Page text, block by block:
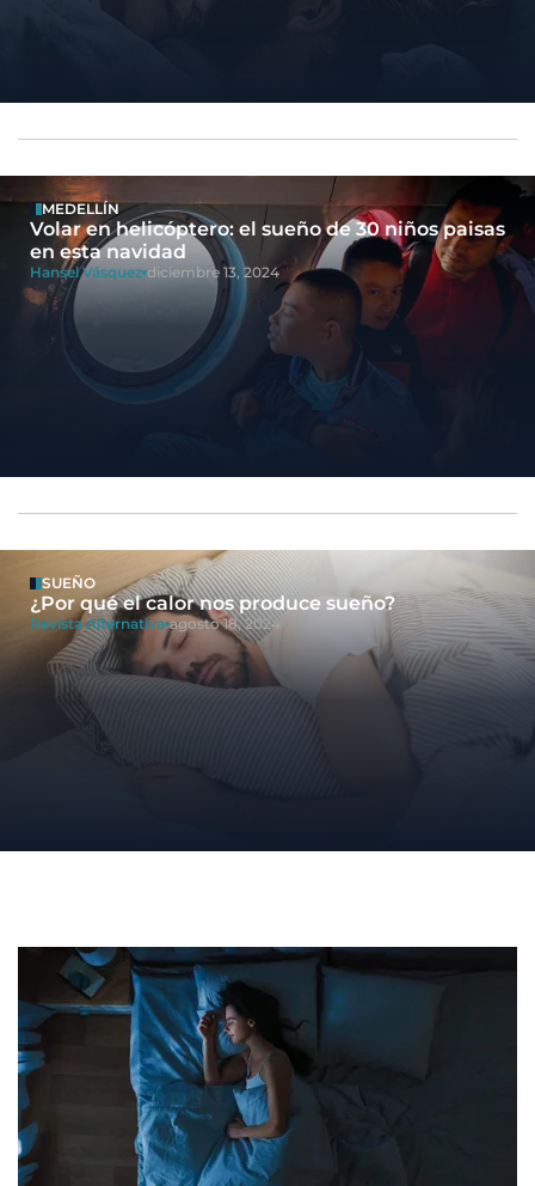
MEDELLÍN
Volar en helicóptero: el sueño de 30 niños paisas
en esta navidad
Hansel Vásquez diciembre 13, 2024
SUEÑO
¿Por qué el calor nos produce sueño?
Revista Alternativa agosto 18, 2024